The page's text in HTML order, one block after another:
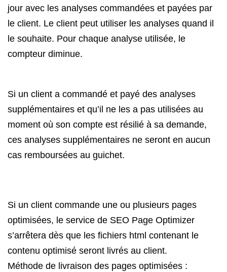
jour avec les analyses commandées et payées par
le client. Le client peut utiliser les analyses quand il
le souhaite. Pour chaque analyse utilisée, le
compteur diminue.
Si un client a commandé et payé des analyses
supplémentaires et qu’il ne les a pas utilisées au
moment où son compte est résilié à sa demande,
ces analyses supplémentaires ne seront en aucun
cas remboursées au guichet.
Si un client commande une ou plusieurs pages
optimisées, le service de SEO Page Optimizer
s’arrêtera dès que les fichiers html contenant le
contenu optimisé seront livrés au client.
Méthode de livraison des pages optimisées :